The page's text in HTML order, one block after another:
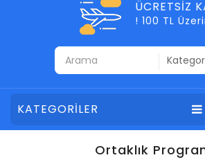
ÜCRETSIZ
! 100 TL
KATEGORİLER
Ortaklık